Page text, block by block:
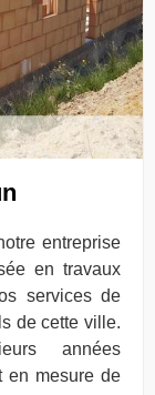
entreprise
en travaux
services de
de cette ville.
années
en mesure de